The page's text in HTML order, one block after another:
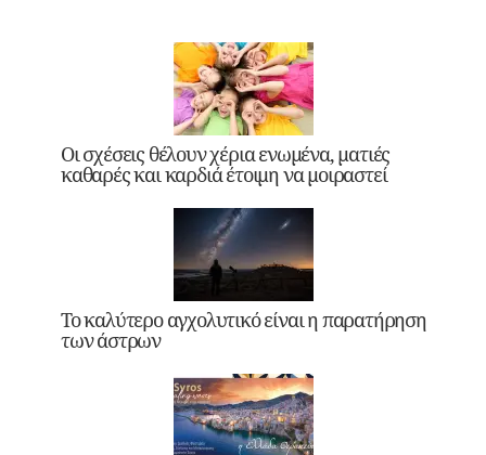
Οι σχέσεις θέλουν χέρια ενωμένα, ματιές
καθαρές και καρδιά έτοιμη να μοιραστεί
Το καλύτερο αγχολυτικό είναι η παρατήρηση
των άστρων